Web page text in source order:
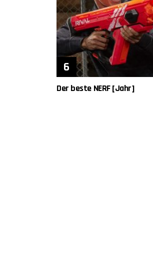
Der beste NERF [Jahr]